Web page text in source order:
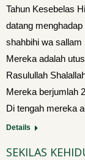
Tahun Kesebelas
datang
shahbihi wa sallam
Mereka adalah
Rasulullah
Mereka berjumlah
Di tengah mereka
Details
SEKILAS